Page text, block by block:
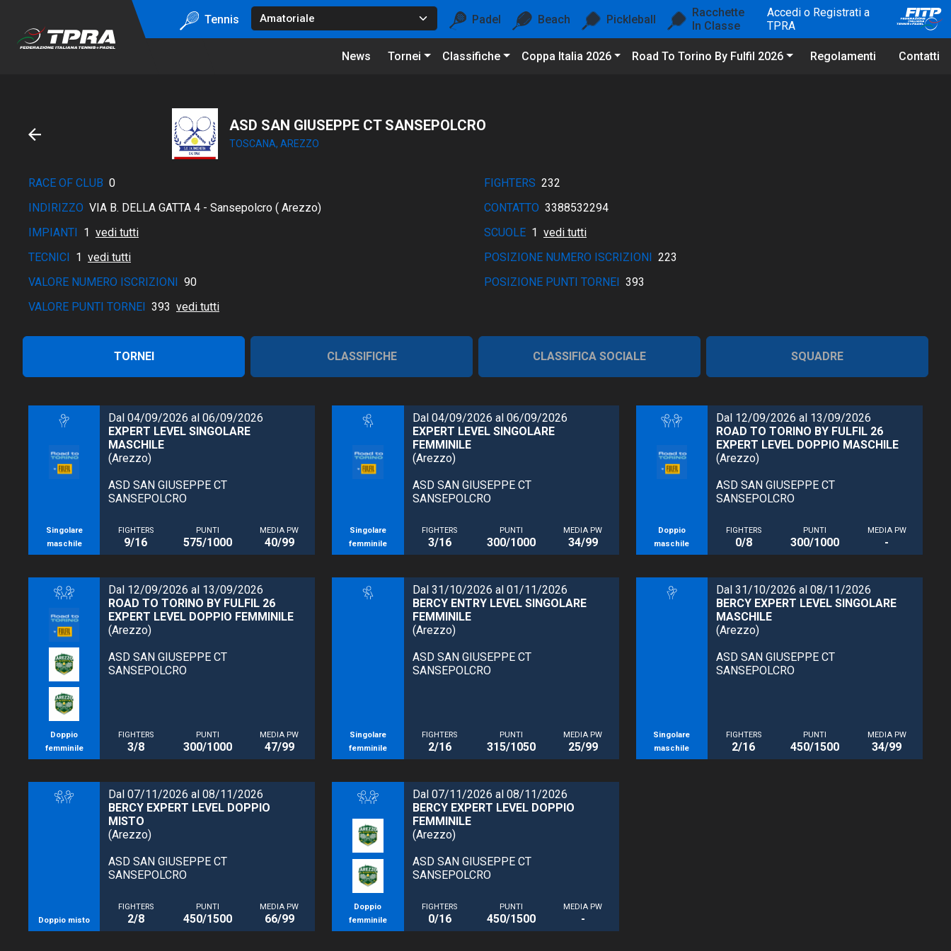
Tennis Padel Beach Pickleball
Racchette
In Classe
Accedi o Registrati a
TPRA
News Tornei Classifiche Coppa Italia 2026 Road To Torino By Fulfil 2026 Regolamenti Contatti
ASD SAN GIUSEPPE CT SANSEPOLCRO
TOSCANA, AREZZO
RACE OF CLUB 0 FIGHTERS 232
INDIRIZZO VIA B. DELLA GATTA 4 - Sansepolcro ( Arezzo) CONTATTO 3388532294
IMPIANTI 1 vedi tutti SCUOLE 1 vedi tutti
TECNICI 1 vedi tutti POSIZIONE NUMERO ISCRIZIONI 223
VALORE NUMERO ISCRIZIONI 90 POSIZIONE PUNTI TORNEI 393
VALORE PUNTI TORNEI 393 vedi tutti
TORNEI CLASSIFICHE CLASSIFICA SOCIALE SQUADRE
Singolare
maschile
Dal 04/09/2026 al 06/09/2026
EXPERT LEVEL SINGOLARE
MASCHILE
(Arezzo)
ASD SAN GIUSEPPE CT
SANSEPOLCRO
FIGHTERS
9/16
PUNTI
575/1000
MEDIA PW
40/99
Singolare
femminile
Dal 04/09/2026 al 06/09/2026
EXPERT LEVEL SINGOLARE
FEMMINILE
(Arezzo)
ASD SAN GIUSEPPE CT
SANSEPOLCRO
FIGHTERS
3/16
PUNTI
300/1000
MEDIA PW
34/99
Doppio
maschile
Dal 12/09/2026 al 13/09/2026
ROAD TO TORINO BY FULFIL 26
EXPERT LEVEL DOPPIO MASCHILE
(Arezzo)
ASD SAN GIUSEPPE CT
SANSEPOLCRO
FIGHTERS
0/8
PUNTI
300/1000
MEDIA PW
-
Doppio
femminile
Dal 12/09/2026 al 13/09/2026
ROAD TO TORINO BY FULFIL 26
EXPERT LEVEL DOPPIO FEMMINILE
(Arezzo)
ASD SAN GIUSEPPE CT
SANSEPOLCRO
FIGHTERS
3/8
PUNTI
300/1000
MEDIA PW
47/99
Singolare
femminile
Dal 31/10/2026 al 01/11/2026
BERCY ENTRY LEVEL SINGOLARE
FEMMINILE
(Arezzo)
ASD SAN GIUSEPPE CT
SANSEPOLCRO
FIGHTERS
2/16
PUNTI
315/1050
MEDIA PW
25/99
Singolare
maschile
Dal 31/10/2026 al 08/11/2026
BERCY EXPERT LEVEL SINGOLARE
MASCHILE
(Arezzo)
ASD SAN GIUSEPPE CT
SANSEPOLCRO
FIGHTERS
2/16
PUNTI
450/1500
MEDIA PW
34/99
Doppio misto
Dal 07/11/2026 al 08/11/2026
BERCY EXPERT LEVEL DOPPIO
MISTO
(Arezzo)
ASD SAN GIUSEPPE CT
SANSEPOLCRO
FIGHTERS
2/8
PUNTI
450/1500
MEDIA PW
66/99
Doppio
femminile
Dal 07/11/2026 al 08/11/2026
BERCY EXPERT LEVEL DOPPIO
FEMMINILE
(Arezzo)
ASD SAN GIUSEPPE CT
SANSEPOLCRO
FIGHTERS
0/16
PUNTI
450/1500
MEDIA PW
-